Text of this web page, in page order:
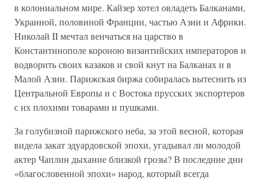
в колониальном мире. Кайзер хотел овладеть Балканами,
Украиной, половиной Франции, частью Азии и Африки.
Николай II мечтал венчаться на царство в
Константинополе короною византийских императоров и
водворить своих казаков и свой кнут на Балканах и в
Малой Азии. Парижская биржа собиралась вытеснить из
Центральной Европы и с Востока прусских экспортеров
с их плохими товарами и пушками.
За голубизной парижского неба, за этой весной, которая
видела закат эдуардовской эпохи, угадывал ли молодой
актер Чаплин дыхание близкой грозы? В последние дни
«благословенной эпохи» народ, который всегда